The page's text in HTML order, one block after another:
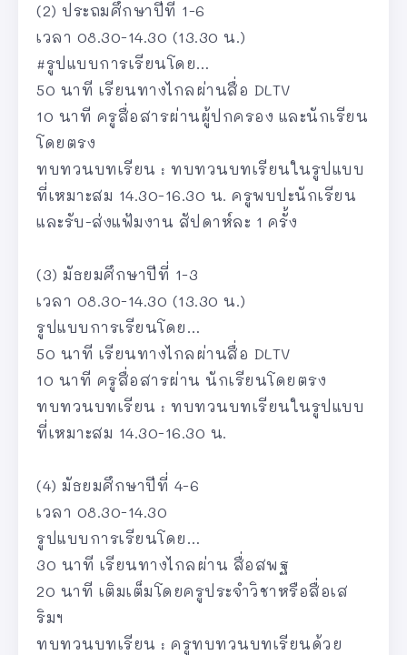
(2) ประถมศึกษาปีที่ 1-6
เวลา 08.30-14.30 (13.30 น.)
#รูปแบบการเรียนโดย…
50 นาที เรียนทางไกลผ่านสื่อ DLTV
10 นาที ครูสื่อสารผ่านผู้ปกครอง และนักเรียน
โดยตรง
ทบทวนบทเรียน : ทบทวนบทเรียนในรูปแบบ
ที่เหมาะสม 14.30-16.30 น. ครูพบปะนักเรียน
และรับ-ส่งแฟ้มงาน สัปดาห์ละ 1 ครั้ง
(3) มัธยมศึกษาปีที่ 1-3
เวลา 08.30-14.30 (13.30 น.)
รูปแบบการเรียนโดย…
50 นาที เรียนทางไกลผ่านสื่อ DLTV
10 นาที ครูสื่อสารผ่าน นักเรียนโดยตรง
ทบทวนบทเรียน : ทบทวนบทเรียนในรูปแบบ
ที่เหมาะสม 14.30-16.30 น.
(4) มัธยมศึกษาปีที่ 4-6
เวลา 08.30-14.30
รูปแบบการเรียนโดย…
30 นาที เรียนทางไกลผ่าน สื่อสพฐ
20 นาที เติมเต็มโดยครูประจำวิชาหรือสื่อเส
ริมฯ
ทบทวนบทเรียน : ครูทบทวนบทเรียนด้วย